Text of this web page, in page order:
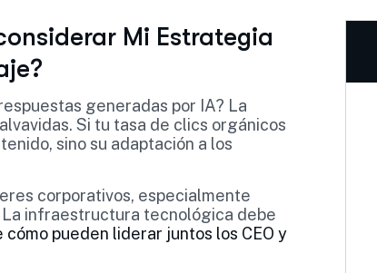
Mi Estrategia
generadas por IA? La
Si tu tasa de clics orgánicos
sino su adaptación a los
corporativos, especialmente
La infraestructura tecnológica debe
cómo pueden liderar juntos los CEO y